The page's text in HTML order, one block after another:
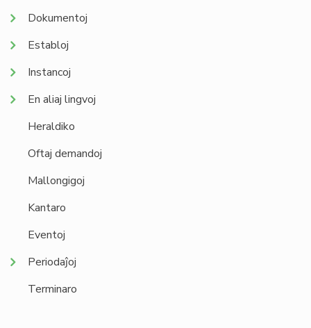
Dokumentoj
Establoj
Instancoj
En aliaj lingvoj
Heraldiko
Oftaj demandoj
Mallongigoj
Kantaro
Eventoj
Periodaĵoj
Terminaro